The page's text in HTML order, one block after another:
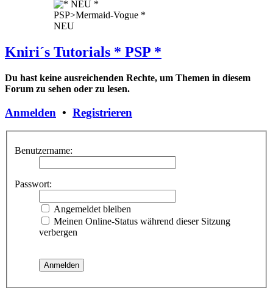
Kniri´s Tutorials * PSP *
Du hast keine ausreichenden Rechte, um Themen in diesem
Forum zu sehen oder zu lesen.
Anmelden • Registrieren
Benutzername:
Passwort:
Angemeldet bleiben
Meinen Online-Status während dieser Sitzung
verbergen